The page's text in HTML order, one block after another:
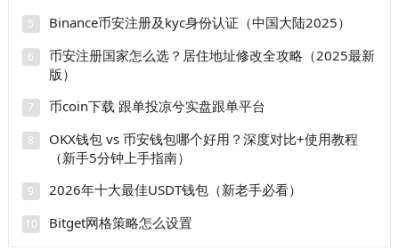
5 Binance币安注册及kyc身份认证（中国大陆2025）
6
币安注册国家怎么选？居住地址修改全攻略（2025最新
版）
7 币coin下载 跟单投凉兮实盘跟单平台
8
OKX钱包 vs 币安钱包哪个好用？深度对比+使用教程
（新手5分钟上手指南）
9 2026年十大最佳USDT钱包（新老手必看）
10 Bitget网格策略怎么设置